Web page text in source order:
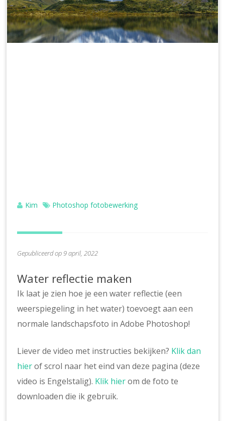
Kim Photoshop fotobewerking
Gepubliceerd op 9 april, 2022
Water reflectie maken
Ik laat je zien hoe je een water reflectie (een
weerspiegeling in het water) toevoegt aan een
normale landschapsfoto in Adobe Photoshop!
Liever de video met instructies bekijken? Klik dan
hierof scrol naar het eind van deze pagina (deze
video is Engelstalig). Klik hierom de foto te
downloaden die ik gebruik.